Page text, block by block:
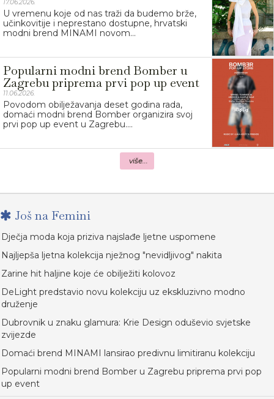
17.06.2026.
U vremenu koje od nas traži da budemo brže,
učinkovitije i neprestano dostupne, hrvatski
modni brend MINAMI novom...
Popularni modni brend Bomber u
Zagrebu priprema prvi pop up event
11.06.2026.
Povodom obilježavanja deset godina rada,
domaći modni brend Bomber organizira svoj
prvi pop up event u Zagrebu....
više...
Još na Femini
Dječja moda koja priziva najslađe ljetne uspomene
Najljepša ljetna kolekcija nježnog "nevidljivog" nakita
Zarine hit haljine koje će obilježiti kolovoz
DeLight predstavio novu kolekciju uz ekskluzivno modno
druženje
Dubrovnik u znaku glamura: Krie Design oduševio svjetske
zvijezde
Domaći brend MINAMI lansirao predivnu limitiranu kolekciju
Popularni modni brend Bomber u Zagrebu priprema prvi pop
up event